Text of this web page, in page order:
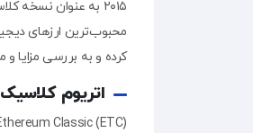
۲۰۱۵ به عنوان
محبوب‌ترین ارزهای
کرده و به بررسی مزایا و
اتریوم